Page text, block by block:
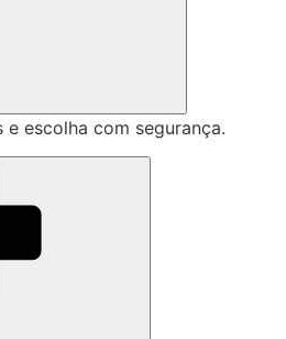
escolha com segurança.